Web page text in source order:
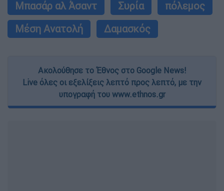
Μπασάρ αλ Άσαντ
Συρία
πόλεμος
Μέση Ανατολή
Δαμασκός
Ακολούθησε το Έθνος στο Google News!
Live όλες οι εξελίξεις λεπτό προς λεπτό, με την
υπογραφή του www.ethnos.gr